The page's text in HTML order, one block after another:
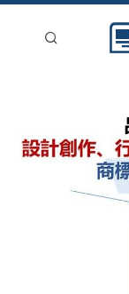
登入
刊登